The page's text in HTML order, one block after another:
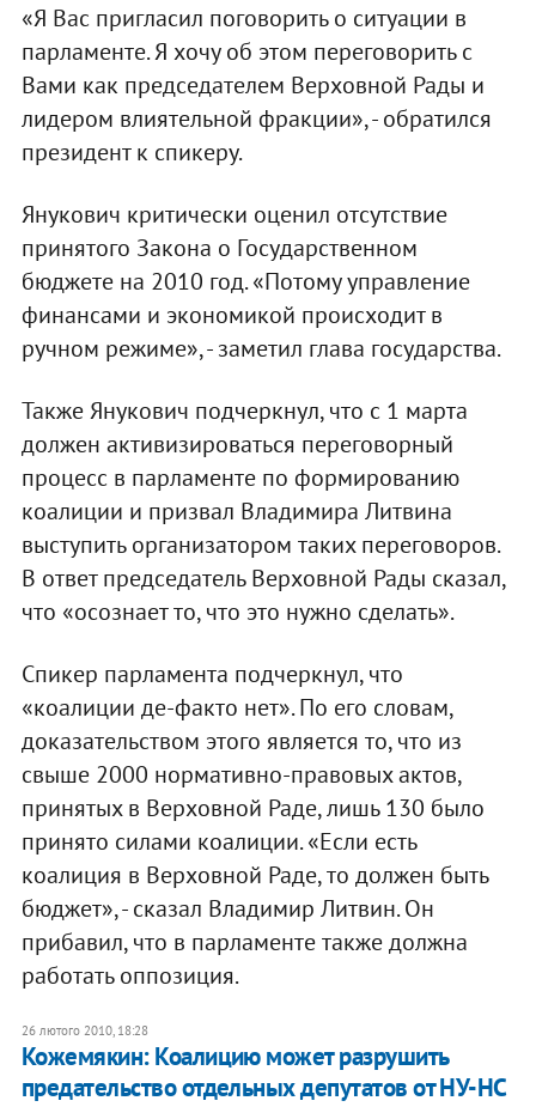
«Я Вас пригласил поговорить о ситуации в
парламенте. Я хочу об этом переговорить с
Вами как председателем Верховной Рады и
лидером влиятельной фракции», - обратился
президент к спикеру.
Янукович критически оценил отсутствие
принятого Закона о Государственном
бюджете на 2010 год. «Потому управление
финансами и экономикой происходит в
ручном режиме», - заметил глава государства.
Также Янукович подчеркнул, что с 1 марта
должен активизироваться переговорный
процесс в парламенте по формированию
коалиции и призвал Владимира Литвина
выступить организатором таких переговоров.
В ответ председатель Верховной Рады сказал,
что «осознает то, что это нужно сделать».
Спикер парламента подчеркнул, что
«коалиции де-факто нет». По его словам,
доказательством этого является то, что из
свыше 2000 нормативно-правовых актов,
принятых в Верховной Раде, лишь 130 было
принято силами коалиции. «Если есть
коалиция в Верховной Раде, то должен быть
бюджет», - сказал Владимир Литвин. Он
прибавил, что в парламенте также должна
работать оппозиция.
26 лютого 2010, 18:28
Кожемякин: Коалицию может разрушить
предательство отдельных депутатов от НУ-НС